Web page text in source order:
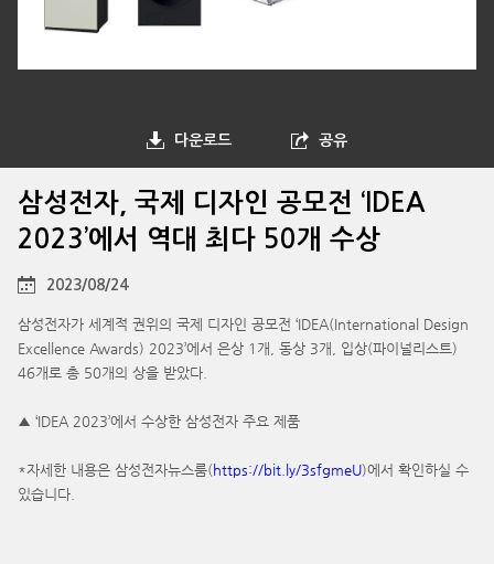
다운로드 공유
삼성전자, 국제 디자인 공모전 ‘IDEA
2023’에서 역대 최다 50개 수상
2023/08/24
삼성전자가 세계적 권위의 국제 디자인 공모전 ‘IDEA(International Design
Excellence Awards) 2023’에서 은상 1개, 동상 3개, 입상(파이널리스트)
46개로 총 50개의 상을 받았다.
▲ ‘IDEA 2023’에서 수상한 삼성전자 주요 제품
*자세한 내용은 삼성전자뉴스룸(https://bit.ly/3sfgmeU)에서 확인하실 수
있습니다.